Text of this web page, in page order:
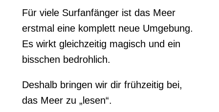
Für viele Surfanfänger ist das Meer
erstmal eine komplett neue Umgebung.
Es wirkt gleichzeitig magisch und ein
bisschen bedrohlich.
Deshalb bringen wir dir frühzeitig bei,
das Meer zu „lesen“.